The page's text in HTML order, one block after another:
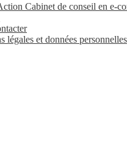
Cabinet de conseil en e-
légales et données personnelles